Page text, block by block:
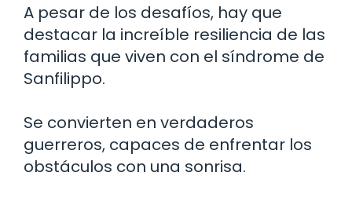
A pesar de los desafíos, hay que
destacar la increíble resiliencia de las
familias que viven con el síndrome de
Sanfilippo.
Se convierten en verdaderos
guerreros, capaces de enfrentar los
obstáculos con una sonrisa.